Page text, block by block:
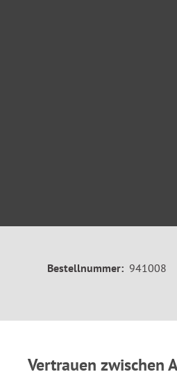
Bestellnummer: 941008
Vertrauen zwischen